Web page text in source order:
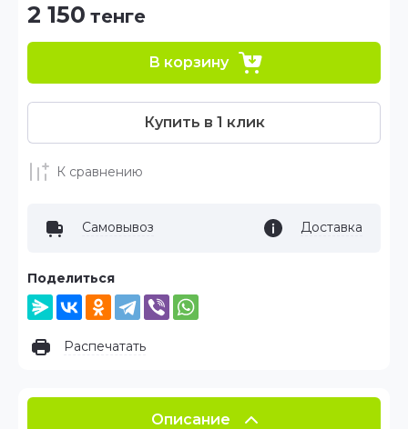
2 150 тенге
В корзину
Купить в 1 клик
К сравнению
Самовывоз Доставка
Поделиться
Распечатать
Описание